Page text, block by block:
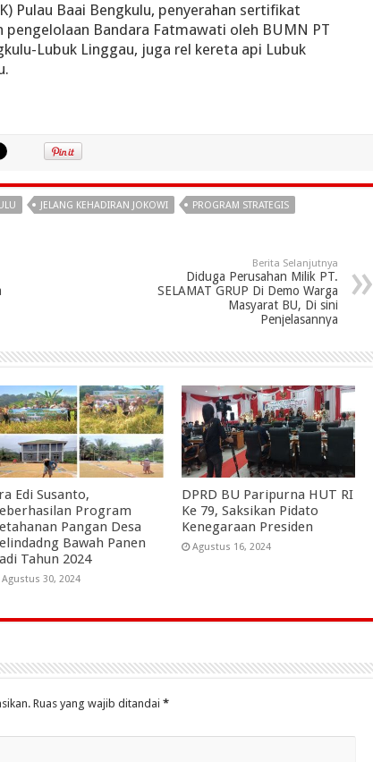
Pulau Baai Bengkulu, penyerahan sertifikat
pengelolaan Bandara Fatmawati oleh BUMN PT
Lubuk Linggau, juga rel kereta api Lubuk
JELANG KEHADIRAN JOKOWI
PROGRAM STRATEGIS
Berita Selanjutnya
Diduga Perusahan Milik PT.
SELAMAT GRUP Di Demo Warga
Masyarat BU, Di sini
Penjelasannya
Edi Susanto,
Program
Pangan Desa
Bawah Panen
Tahun 2024
Agustus 30, 2024
DPRD BU Paripurna HUT RI
Ke 79, Saksikan Pidato
Kenegaraan Presiden
Agustus 16, 2024
Ruas yang wajib ditandai *